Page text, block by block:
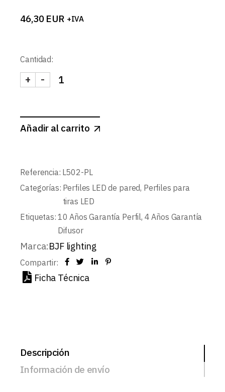
46,30 EUR +IVA
Cantidad:
KIT PERFIL DE PARED SMALL 2 LUCES
-
+
Añadir al carrito
Referencia: L502-PL
Categorías: Perfiles LED de pared, Perfiles para
tiras LED
Etiquetas: 10 Años Garantía Perfil, 4 Años Garantía
Difusor
Marca:BJF lighting
Compartir:
Ficha Técnica
Descripción
Información de envío